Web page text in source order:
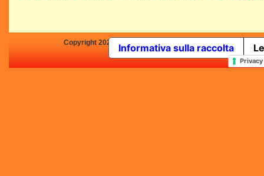
Copyright 2025 by Concorsi-Letterari.it - P.IVA
In qualità di Affiliato
Informativa sulla raccolta